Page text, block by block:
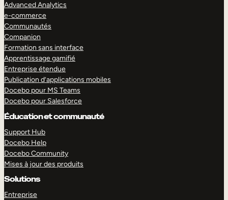
Advanced Analytics
e-commerce
Communautés
Companion
Formation sans interface
Apprentissage gamifié
Entreprise étendue
Publication d’applications mobiles
Docebo pour MS Teams
Docebo pour Salesforce
Éducation et communauté
Support Hub
Docebo Help
Docebo Community
Mises à jour des produits
Solutions
Entreprise